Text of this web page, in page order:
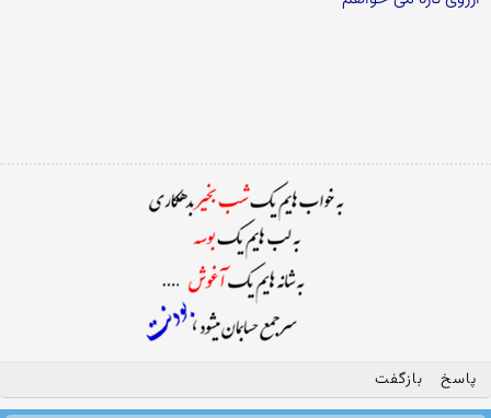
پاسخ بازگفت